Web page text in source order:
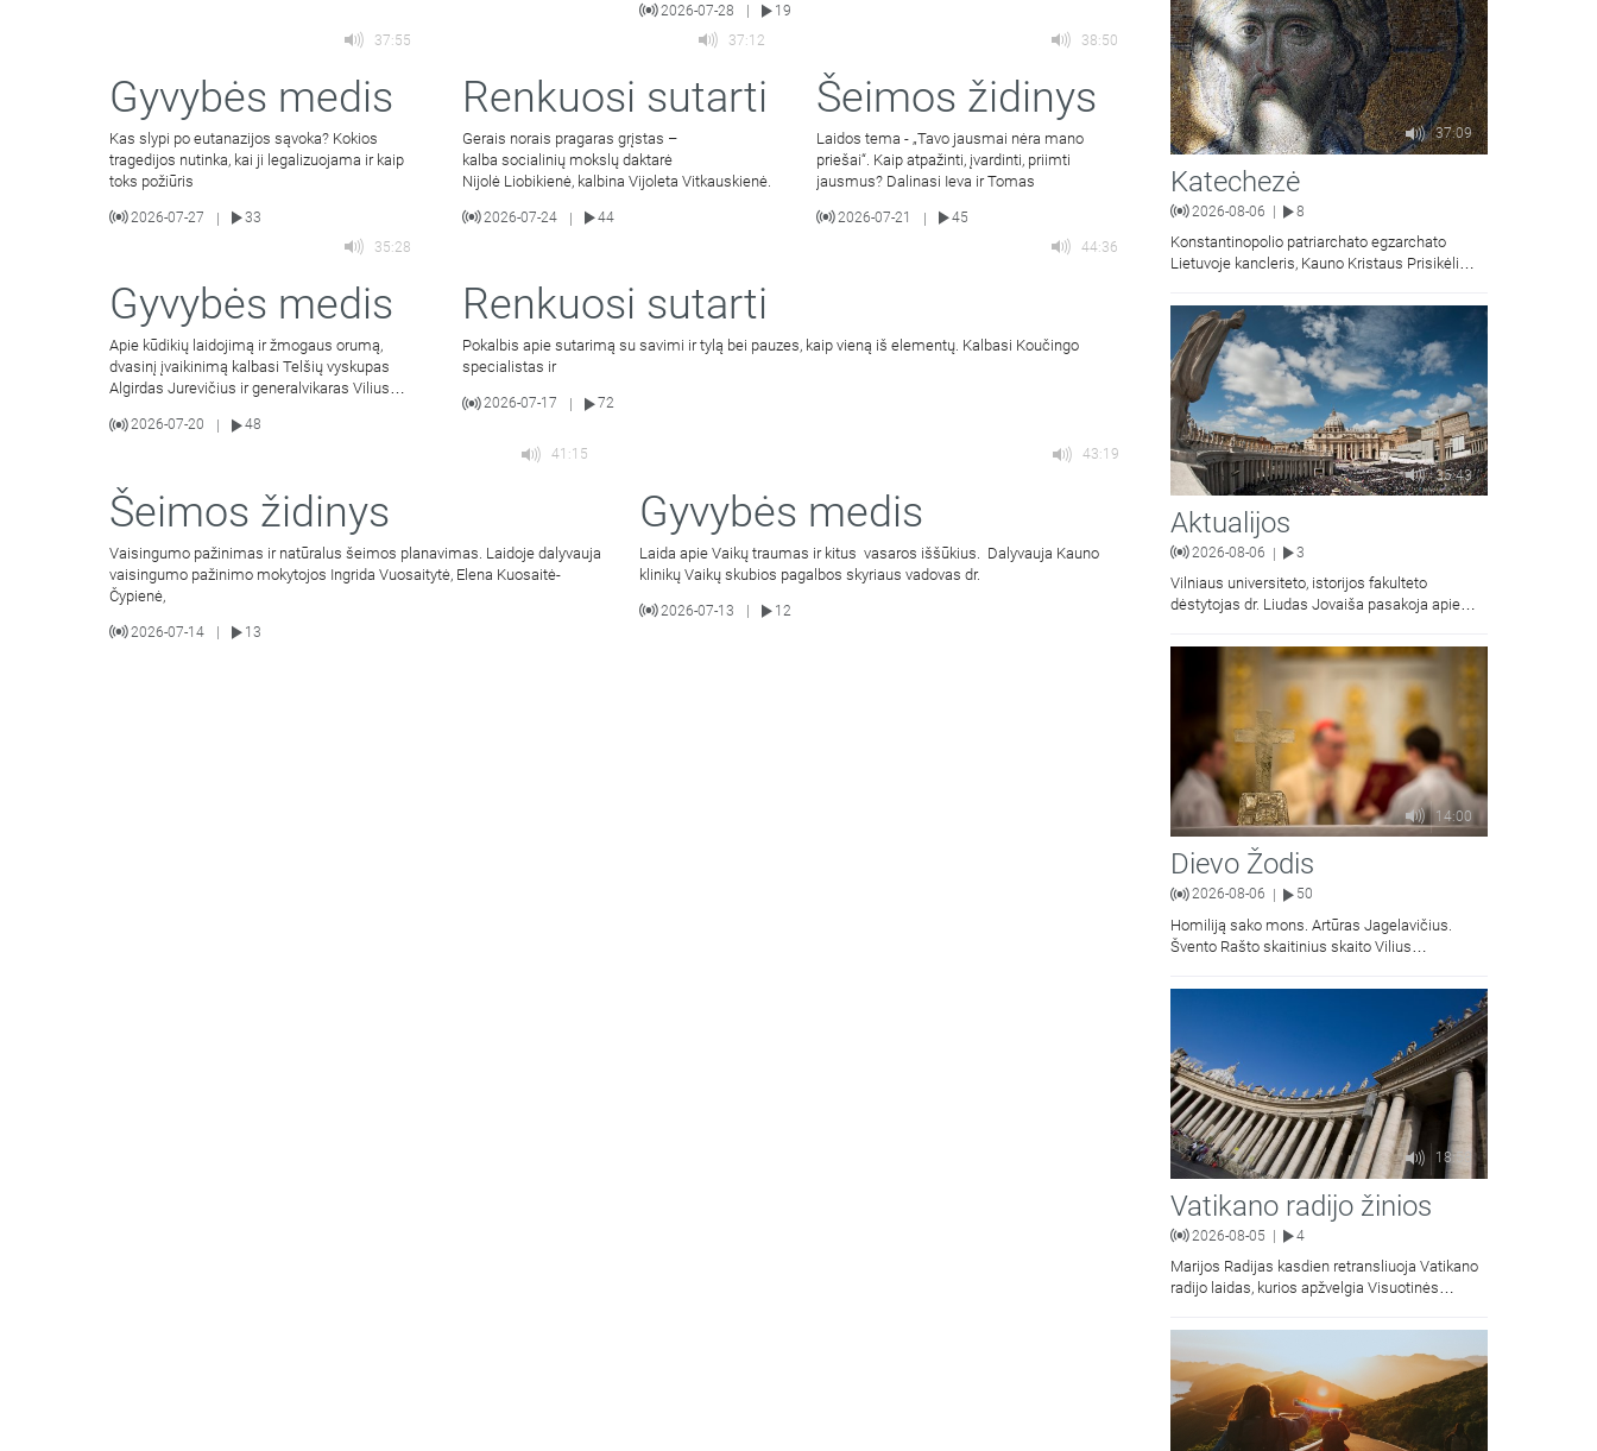
2026-07-28
19
37:55
Gyvybės medis
Kas slypi po eutanazijos sąvoka? Kokios
tragedijos nutinka, kai ji legalizuojama ir kaip
toks požiūris
2026-07-27 | 33
37:12
Renkuosi sutarti
Gerais norais pragaras grįstas –
kalba socialinių mokslų daktarė
Nijolė Liobikienė, kalbina Vijoleta Vitkauskienė.
2026-07-24 | 44
38:50
Šeimos židinys
Laidos tema - „Tavo jausmai nėra mano
priešai“. Kaip atpažinti, įvardinti, priimti
jausmus? Dalinasi Ieva ir Tomas
2026-07-21 |
45
35:28
Gyvybės medis
Apie kūdikių laidojimą ir žmogaus orumą,
dvasinį įvaikinimą kalbasi Telšių vyskupas
Algirdas Jurevičius ir generalvikaras Vilius
2026-07-20 48
44:36
Renkuosi sutarti
Pokalbis apie sutarimą su savimi ir tylą bei pauzes, kaip vieną iš elementų. Kalbasi Koučingo
specialistas ir
2026-07-17 72
41:15
Šeimos židinys
Vaisingumo pažinimas ir natūralus šeimos planavimas. Laidoje dalyvauja
vaisingumo pažinimo mokytojos Ingrida Vuosaitytė, Elena Kuosaitė-
Čypienė,
2026-07-14 13
43:19
Gyvybės medis
Laida apie Vaikų traumas ir kitus vasaros iššūkius. Dalyvauja Kauno
klinikų Vaikų skubios pagalbos skyriaus vadovas dr.
2026-07-13 12
37:09
Katechezė
2026-08-06 8
Konstantinopolio patriarchato egzarchato
Lietuvoje kancleris, Kauno Kristaus Prisikėlimo
kunigas Vitalijus Mockus pasakoja apie
Kristaus Atsimainymo šventę.
35:43
Aktualijos
2026-08-06 | 3
Vilniaus universiteto, istorijos fakulteto
dėstytojas dr. Liudas Jovaiša pasakoja apie
Jacevičius.
14:00
Dievo Žodis
2026-08-06 50
Homiliją sako mons. Artūras Jagelavičius.
Švento Rašto skaitinius skaito Vilius
18:58
Vatikano radijo žinios
2026-08-05 4
Marijos Radijas kasdien retransliuoja Vatikano
radijo laidas, kurios apžvelgia Visuotinės